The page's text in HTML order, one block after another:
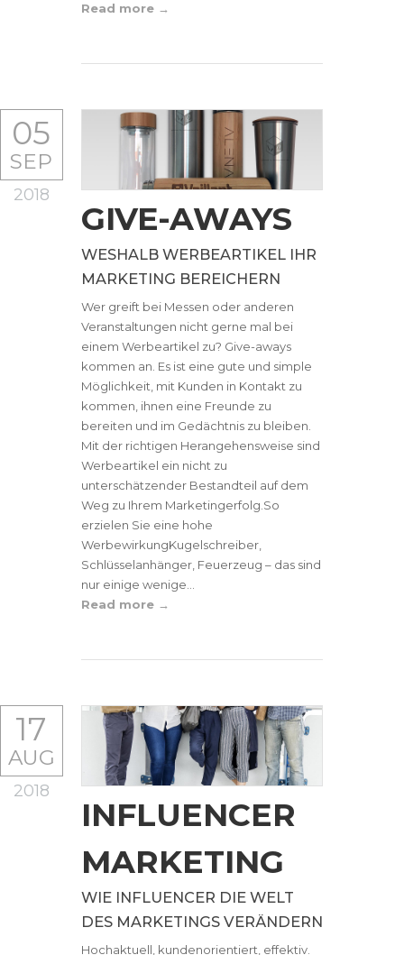
Read more
05
SEP
2018
GIVE-AWAYS
WESHALB WERBEARTIKEL IHR
MARKETING BEREICHERN
Wer greift bei Messen oder anderen
Veranstaltungen nicht gerne mal bei
einem Werbeartikel zu? Give-aways
kommen an. Es ist eine gute und simple
Möglichkeit, mit Kunden in Kontakt zu
kommen, ihnen eine Freunde zu
bereiten und im Gedächtnis zu bleiben.
Mit der richtigen Herangehensweise sind
Werbeartikel ein nicht zu
unterschätzender Bestandteil auf dem
Weg zu Ihrem Marketingerfolg.So
erzielen Sie eine hohe
WerbewirkungKugelschreiber,
Schlüsselanhänger, Feuerzeug – das sind
nur einige wenige...
Read more
17
AUG
2018
INFLUENCER
MARKETING
WIE INFLUENCER DIE WELT
DES MARKETINGS VERÄNDERN
Hochaktuell, kundenorientiert, effektiv.